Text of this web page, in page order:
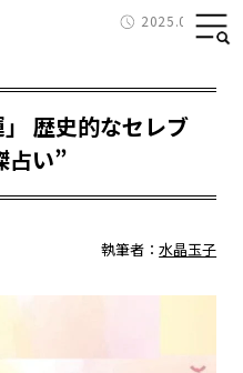
2025.01.26
歴史的なセレブ
占い”
執筆者：水晶玉子